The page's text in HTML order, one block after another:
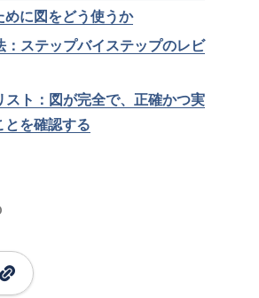
めに図をどう使うか
：ステップバイステップのレビ
スト：図が完全で、正確かつ実
とを確認する